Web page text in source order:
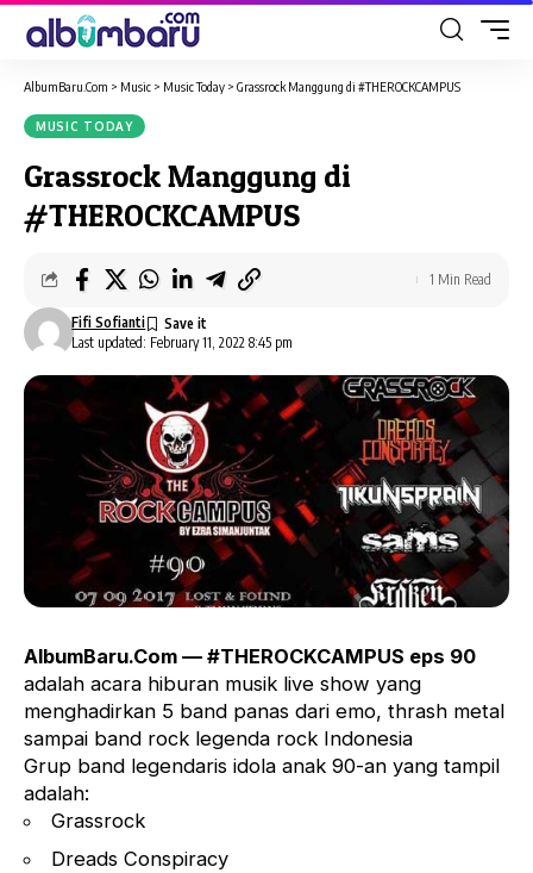
AlbumBaru.Com > Music > Music Today > Grassrock Manggung di #THEROCKCAMPUS
MUSIC TODAY
Grassrock Manggung di
#THEROCKCAMPUS
Last updated: February 11, 2022 8:45 pm
Fifi Sofianti
1 Min Read
AlbumBaru.Com — #THEROCKCAMPUS eps 90
adalah acara hiburan musik live show yang
menghadirkan 5 band panas dari emo, thrash metal
sampai band rock legenda rock Indonesia
Grup band legendaris idola anak 90-an yang tampil
adalah:
Grassrock
Dreads Conspiracy